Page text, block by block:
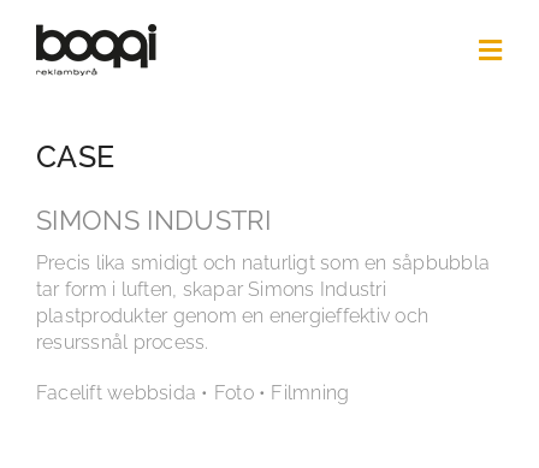
content
CASE
PHOTO
3D
ABOUT US
CASE
SIMONS INDUSTRI
Precis lika smidigt och naturligt som en såpbubbla
tar form i luften, skapar Simons Industri
plastprodukter genom en energieffektiv och
resurssnål process.
Facelift webbsida • Foto • Filmning